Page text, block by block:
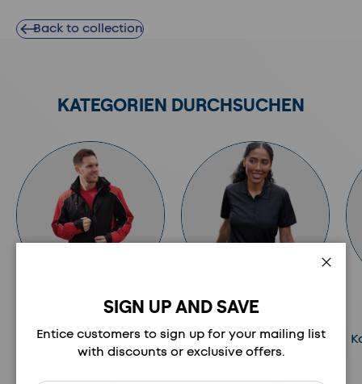
Back to collection
KATEGORIEN DURCHSUCHEN
JACKEN
Kategorie anzeigen
OBERBEKLEIDUNG
Kategorie anzeigen
SIGN UP AND SAVE
Entice customers to sign up for your mailing list
with discounts or exclusive offers.